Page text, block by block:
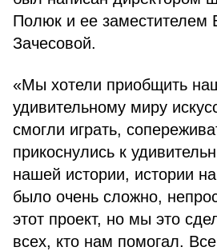
Полюк и ее заместителем
Зачесовой.
«Мы хотели приобщить
удивительному миру
смогли играть,
прикоснулись к
нашей истории, истории
было очень сложно,
этот проект, но мы это
всех, кто нам помогал.